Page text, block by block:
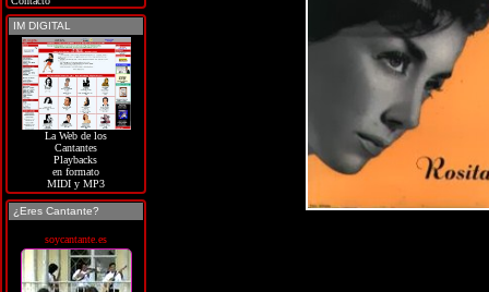
IM DIGITAL
La Web de los
Cantantes
Playbacks
en formato
MIDI y MP3
¿Eres Cantante?
soycantante.es